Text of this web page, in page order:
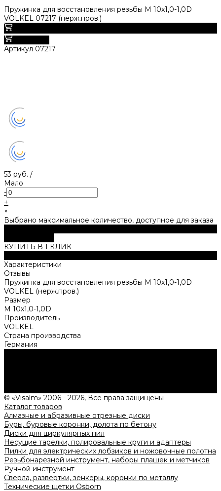
Пружинка для восстановления резьбы M 10х1,0-1,0D
VOLKEL 07217 (нерж.пров.)
Артикул 07217
53 руб. /
Мало
-
+
×
Выбрано максимальное количество, доступное для заказа
КУПИТЬ В 1 КЛИК
Характеристики
Отзывы
Пружинка для восстановления резьбы M 10х1,0-1,0D
VOLKEL (нерж.пров.)
Размер
M 10х1,0-1,0D
Производитель
VOLKEL
Страна производства
Германия
© «Visalm» 2006 - 2026, Все права защищены
Каталог товаров
Алмазные и абразивные отрезные диски
Буры, буровые коронки, долота по бетону
Диски для циркулярных пил
Несущие тарелки, полировальные круги и адаптеры
Пилки для электрических лобзиков и ножовочные полотна
Резьбонарезной инструмент, наборы плашек и метчиков
Ручной инструмент
Сверла, развертки, зенкеры, коронки по металлу
Технические щетки Osborn